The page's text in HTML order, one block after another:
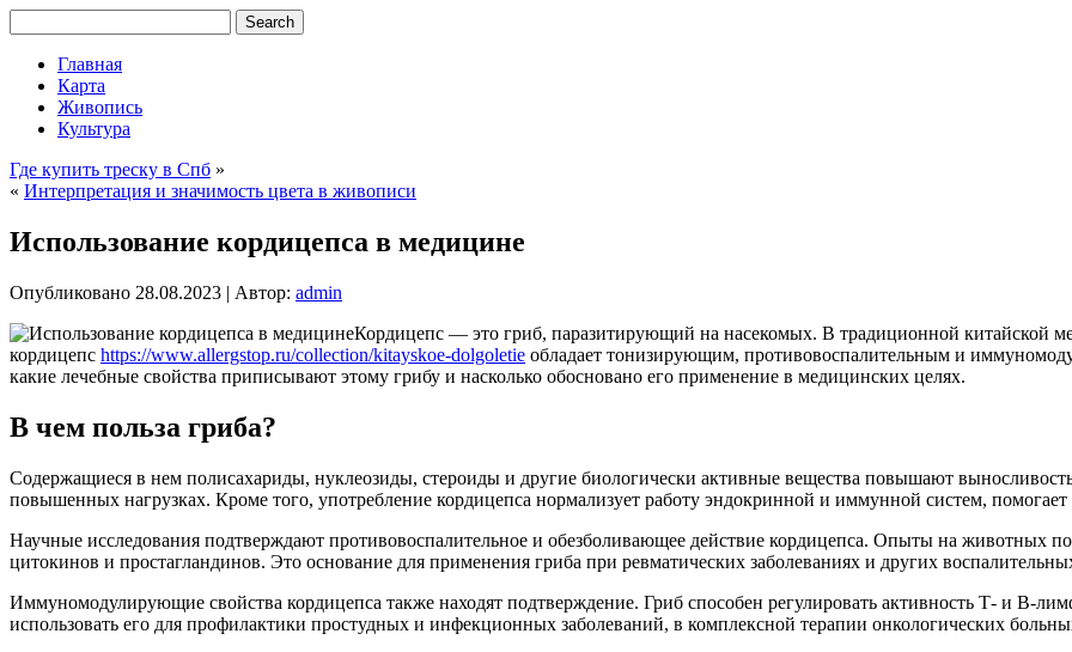
Главная
Карта
Живопись
Культура
Где купить треску в Спб »
« Интерпретация и значимость цвета в живописи
Использование кордицепса в медицине
Опубликовано 28.08.2023 | Автор: admin
Кордицепс — это гриб, паразитирующий на насекомых. В традиционной китайской
кордицепс https://www.allergstop.ru/collection/kitayskoe-dolgoletie обладает тонизирующим, противовоспалительным и
какие лечебные свойства приписывают этому грибу и насколько обосновано его применение в медицинских целях.
В чем польза гриба?
Содержащиеся в нем полисахариды, нуклеозиды, стероиды и другие биологически активные вещества повышают
повышенных нагрузках. Кроме того, употребление кордицепса нормализует работу эндокринной и иммунной систем, помогает
Научные исследования подтверждают противовоспалительное и обезболивающее действие кордицепса. Опыты на животных
цитокинов и простагландинов. Это основание для применения гриба при ревматических заболеваниях и других
Иммуномодулирующие свойства кордицепса также находят подтверждение. Гриб способен регулировать активность Т- и В-
использовать его для профилактики простудных и инфекционных заболеваний, в комплексной терапии онкологических